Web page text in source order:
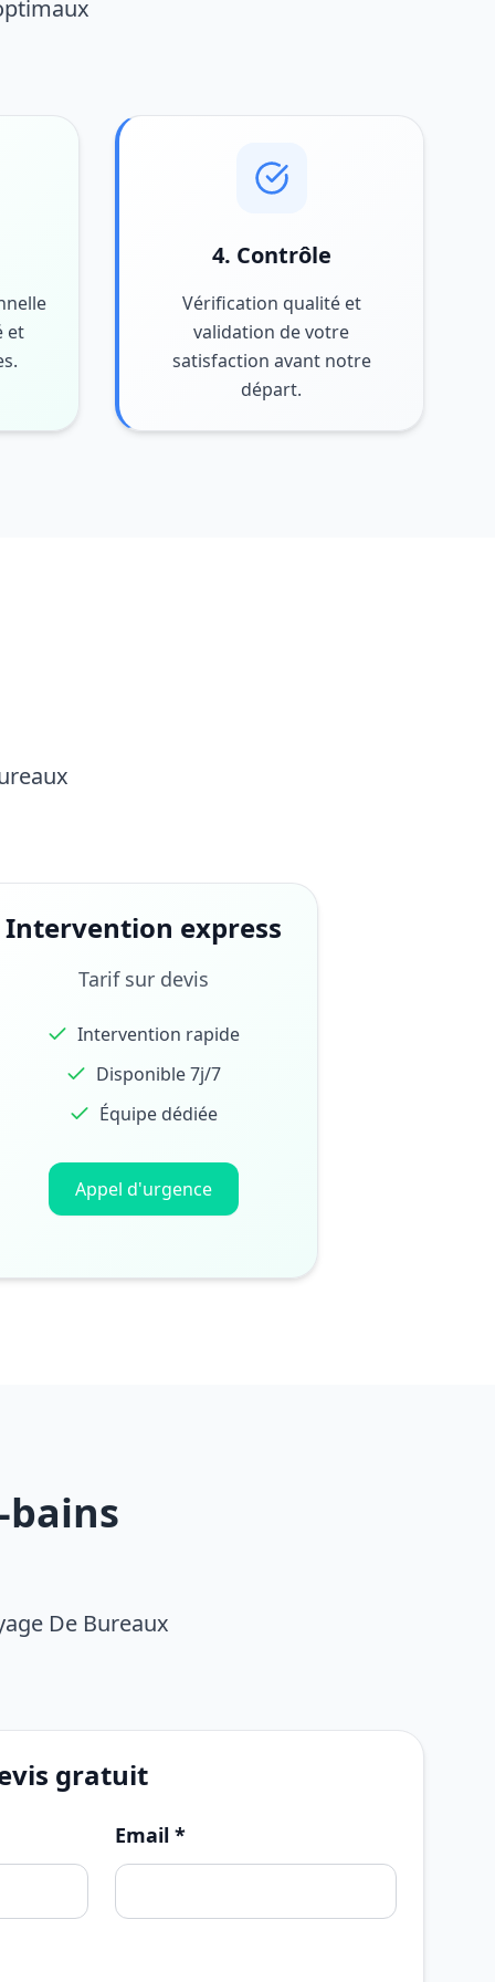
et
4. Contrôle
Vérification qualité et
validation de votre
satisfaction avant notre
départ.
Intervention express
Tarif sur devis
Intervention rapide
Disponible 7j/7
Équipe dédiée
Appel d'urgence
bains
De Bureaux
gratuit
Email *